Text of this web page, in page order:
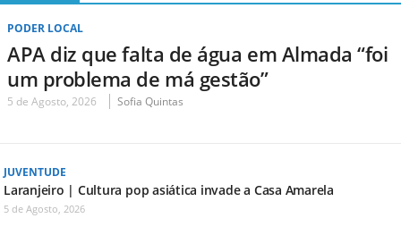
PODER LOCAL
APA diz que falta de água em Almada “foi
um problema de má gestão”
5 de Agosto, 2026 Sofia Quintas
JUVENTUDE
Laranjeiro | Cultura pop asiática invade a Casa Amarela
5 de Agosto, 2026